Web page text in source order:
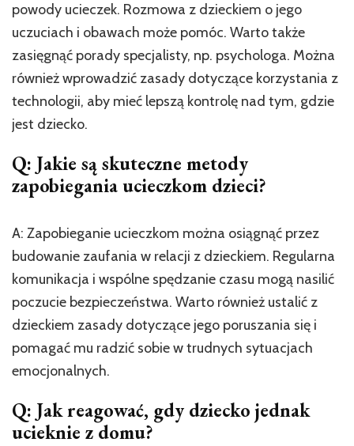
powody ucieczek. Rozmowa z dzieckiem o jego
uczuciach i obawach może pomóc. Warto także
zasięgnąć porady specjalisty, np. psychologa. Można
również wprowadzić zasady dotyczące korzystania z
technologii, aby mieć lepszą kontrolę nad tym, gdzie
jest dziecko.
Q: Jakie są skuteczne metody
zapobiegania ucieczkom dzieci?
A: Zapobieganie ucieczkom można osiągnąć przez
budowanie zaufania w relacji z dzieckiem. Regularna
komunikacja i wspólne spędzanie czasu mogą nasilić
poczucie bezpieczeństwa. Warto również ustalić z
dzieckiem zasady dotyczące jego poruszania się i
pomagać mu radzić sobie w trudnych sytuacjach
emocjonalnych.
Q: Jak reagować, gdy dziecko jednak
ucieknie z domu?